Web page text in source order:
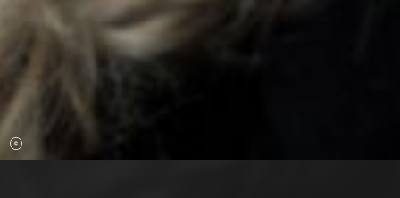
Mittwoch 19 Aug. 2026